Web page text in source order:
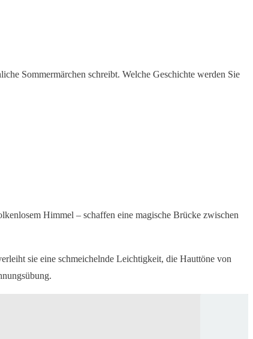
Sommermärchen schreibt. Welche Geschichte werden Sie
Himmel – schaffen eine magische Brücke zwischen
sie eine schmeichelnde Leichtigkeit, die Hauttöne von